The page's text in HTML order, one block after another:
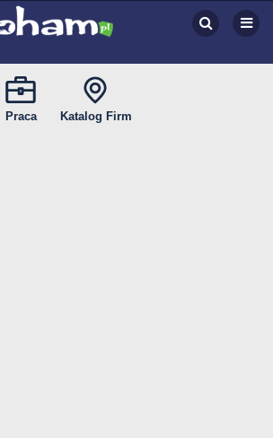
Praca Katalog Firm